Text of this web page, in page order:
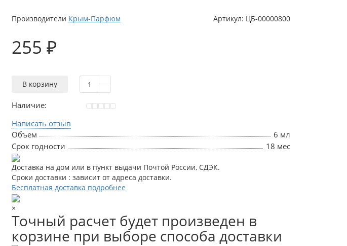
Производители Крым-Парфюм Артикул: ЦБ-00000800
255 ₽
В корзину
Наличие:
Написать отзыв
Объем
6 мл
Срок годности
18 мес
Доставка на дом или в пункт выдачи Почтой России, СДЭК.
Сроки доставки : зависит от адреса доставки.
Бесплатная доставка подробнее
×
Точный расчет будет произведен в
корзине при выборе способа доставки